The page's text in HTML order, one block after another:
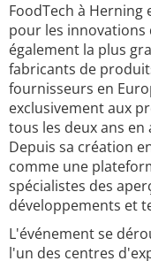
FoodTech à
pour les
également la plus
fabricants de
fournisseurs en
exclusivement aux
tous les deux ans
Depuis sa création
comme une
spécialistes des
développements et
L'événement se
l'un des centres